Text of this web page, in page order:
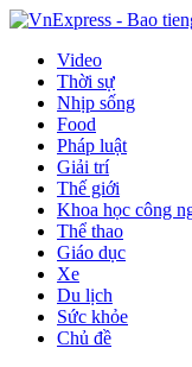
Video
Thời sự
Nhịp sống
Food
Pháp luật
Giải trí
Thế giới
Khoa học công
Thể thao
Giáo dục
Xe
Du lịch
Sức khỏe
Chủ đề